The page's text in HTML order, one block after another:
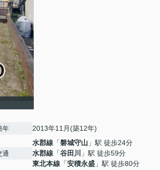
年 2013年11月(築12年)
通
水郡線 「磐城守山 」駅 徒歩24分
水郡線 「谷田川
」駅 徒歩59分
東北本線 「安積永盛 」駅 徒歩80分